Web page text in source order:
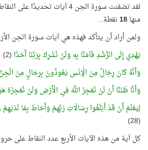
لقد تضمّنت سورة الجن 4 آيات
منها18نقطة..
ولمن أراد أن يتأكد فهذه هي آيات سورة الجن
يَهْدِي إِلَى الرُّشْدِ فَآمَنَّا بِهِ وَلَنْ نُشْرِكَ بِرَبِّنَا أَحَدًا (2)
وَأَنَّهُ كَانَ رِجَالٌ مِنَ الْإِنْسِ يَعُوذُونَ بِرِجَالٍ مِنَ
وَأَنَّا ظَنَنَّا أَنْ لَنْ نُعْجِزَ اللَّهَ فِي الْأَرْضِ وَلَنْ نُعْجِزَهُ
لِيَعْلَمَ أَنْ قَدْ أَبْلَغُوا رِسَالَاتِ رَبِّهِمْ وَأَحَاطَ بِمَا
(28)
كل آية من هذه الآيات الأربع عدد النقاط على حروفها 18